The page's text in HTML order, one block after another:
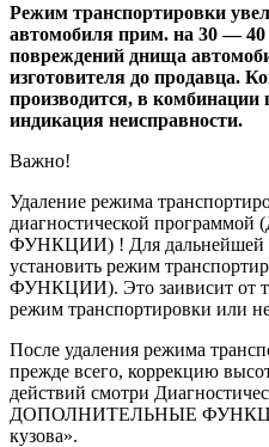
Режим транспортировки
автомобиля прим. на 30 —
повреждений днища
изготовителя до продавца.
производится, в комбинации
индикация неисправности.
Важно!
Удаление режима
диагностической
ФУНКЦИИ) ! Для дальнейшей
установить режим
ФУНКЦИИ). Это заивисит от
режим транспортировки или
После удаления режима
прежде всего, коррекцию
действий смотри
ДОПОЛНИТЕЛЬНЫЕ
кузова».